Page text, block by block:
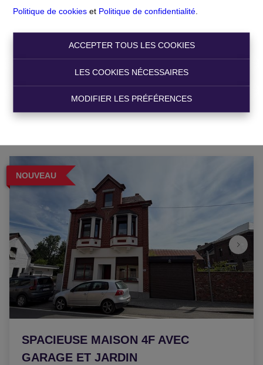
Politique de cookies et Politique de confidentialité.
ACCEPTER TOUS LES COOKIES
LES COOKIES NÉCESSAIRES
MODIFIER LES PRÉFÉRENCES
Chercher
NOUVEAU
SPACIEUSE MAISON 4F AVEC
GARAGE ET JARDIN